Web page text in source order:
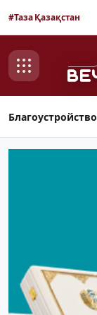
#Таза Қазақстан
Благоустройство